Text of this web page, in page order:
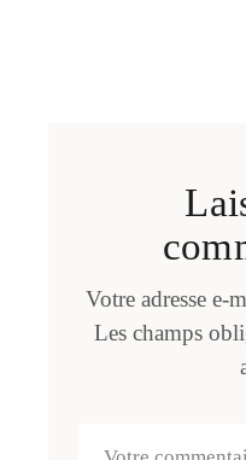
Votre adresse e-
Les champs